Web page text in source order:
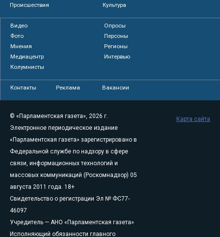
Происшествия
Культура
Видео
Опросы
Фото
Персоны
Мнения
Регионы
Медиацентр
Интервью
Колумнисты
Контакты Реклама Вакансии
© «Парламентская газета», 2026 г.
Электронное периодическое издание
«Парламентская газета» зарегистрировано в
Федеральной службе по надзору в сфере
связи, информационных технологий и
массовых коммуникаций (Роскомнадзор) 05
августа 2011 года. 18+
Свидетельство о регистрации Эл № ФС77-
46097
Учредитель — АНО «Парламентская газета»
Исполняющий обязанности главного
Карта сайта